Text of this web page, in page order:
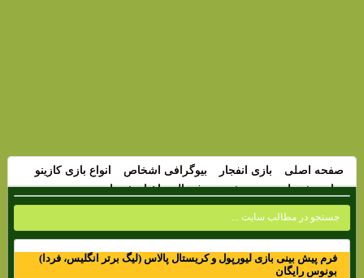
صفحه اصلی بازی انفجار بیوگرافی اشخاص
انواع بازی کازینو
سایت شرط بندی
پیش بینی فوتبال اخبار شرط بندی
فرم پیش بینی بازی لیورپول و کریستال پالاس (لیگ برتر انگلیس، فردا)
بونوس رایگان